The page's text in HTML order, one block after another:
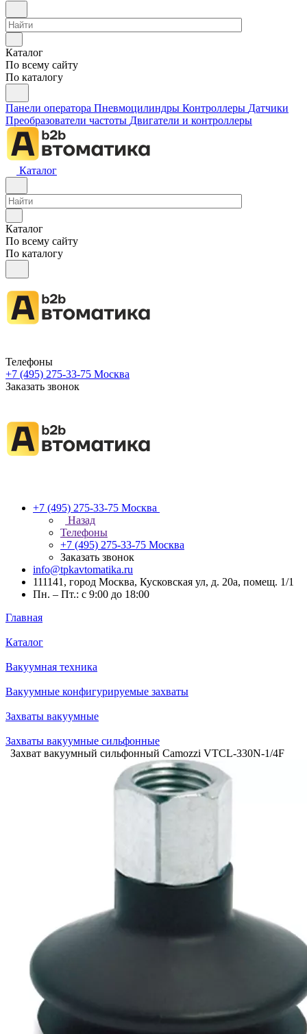
Каталог
По всему сайту
По каталогу
Панели оператора Пневмоцилиндры Контроллеры Датчики
Преобразователи частоты Двигатели и контроллеры
Каталог
Каталог
По всему сайту
По каталогу
Телефоны
+7 (495) 275-33-75 Москва
Заказать звонок
+7 (495) 275-33-75 Москва
Назад
Телефоны
+7 (495) 275-33-75 Москва
Заказать звонок
info@tpkavtomatika.ru
111141, город Москва, Кусковская ул, д. 20а, помещ. 1/1
Пн. – Пт.: с 9:00 до 18:00
Главная
Каталог
Вакуумная техника
Вакуумные конфигурируемые захваты
Захваты вакуумные
Захваты вакуумные сильфонные
Захват вакуумный сильфонный Camozzi VTCL-330N-1/4F